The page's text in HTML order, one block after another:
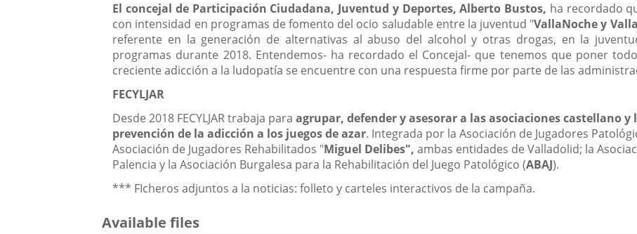
El concejal de Participación Ciudadana, Juventud y Deportes, Alberto Bustos, ha recordado
con intensidad en programas de fomento del ocio saludable entre la juventud "VallaNoche y
referente en la generación de alternativas al abuso del alcohol y otras drogas, en la
programas durante 2018. Entendemos- ha recordado el Concejal- que tenemos que poner
creciente adicción a la ludopatía se encuentre con una respuesta firme por parte de las
FECYLJAR
Desde 2018 FECYLJAR trabaja paraagrupar, defender y asesorar a las asociaciones castellano
prevención de la adicción a los juegos de azar. Integrada por la Asociación de Jugadores
Asociación de Jugadores Rehabilitados "Miguel Delibes", ambas entidades de Valladolid; la
Palencia y la Asociación Burgalesa para la Rehabilitación del Juego Patológico (ABAJ).
*** FIcheros adjuntos a la noticias: folleto y carteles interactivos de la campaña.
Available files